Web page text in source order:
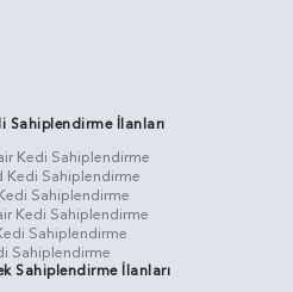
Sahiplendirme İlanları
Kedi Sahiplendirme
Kedi Sahiplendirme
Sahiplendirme
Kedi Sahiplendirme
Sahiplendirme
Sahiplendirme
Sahiplendirme İlanları